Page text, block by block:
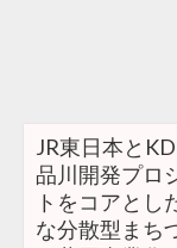
JR東日本と
品川開発プロ
トをコアとし
な分散型まち